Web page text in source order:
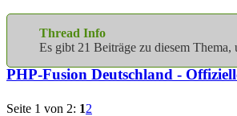
Thread Info
Es gibt 21 Beiträge zu diesem
PHP-Fusion Deutschland -
Seite 1 von 2: 12